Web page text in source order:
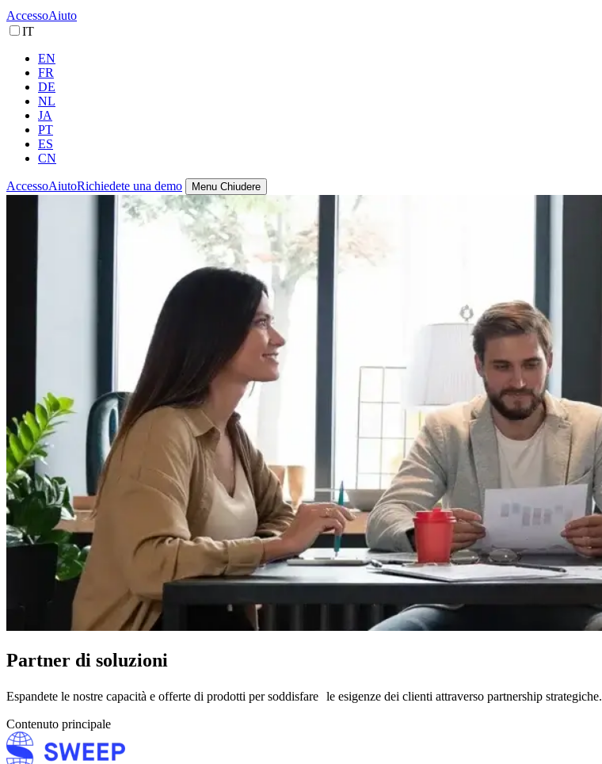
AccessoAiuto
IT
EN
FR
DE
NL
JA
PT
ES
CN
AccessoAiutoRichiedete una demo Menu Chiudere
Partner di soluzioni
Espandete le nostre capacità e offerte di prodotti per soddisfare le esigenze dei clienti attraverso partnership strategiche.
Contenuto principale